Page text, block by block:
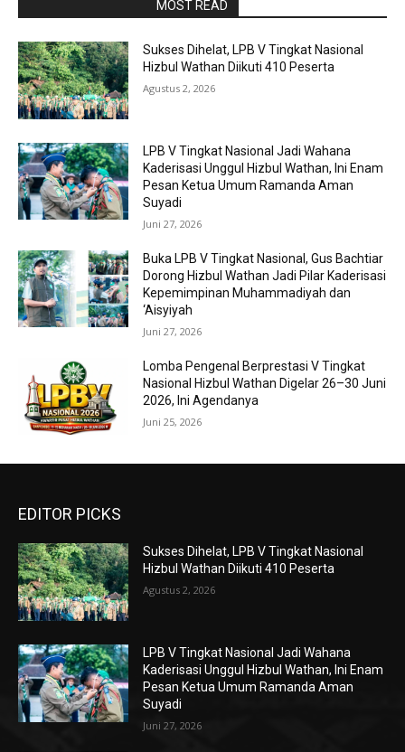
MOST READ
Sukses Dihelat, LPB V Tingkat Nasional
Hizbul Wathan Diikuti 410 Peserta
Agustus 2, 2026
LPB V Tingkat Nasional Jadi Wahana
Kaderisasi Unggul Hizbul Wathan, Ini Enam
Pesan Ketua Umum Ramanda Aman
Suyadi
Juni 27, 2026
Buka LPB V Tingkat Nasional, Gus Bachtiar
Dorong Hizbul Wathan Jadi Pilar Kaderisasi
Kepemimpinan Muhammadiyah dan
‘Aisyiyah
Juni 27, 2026
Lomba Pengenal Berprestasi V Tingkat
Nasional Hizbul Wathan Digelar 26–30 Juni
2026, Ini Agendanya
Juni 25, 2026
EDITOR PICKS
Sukses Dihelat, LPB V Tingkat Nasional
Hizbul Wathan Diikuti 410 Peserta
Agustus 2, 2026
LPB V Tingkat Nasional Jadi Wahana
Kaderisasi Unggul Hizbul Wathan, Ini Enam
Pesan Ketua Umum Ramanda Aman
Suyadi
Juni 27, 2026